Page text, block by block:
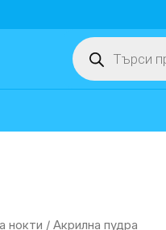
Products
search
нокти / Акрилна пудра